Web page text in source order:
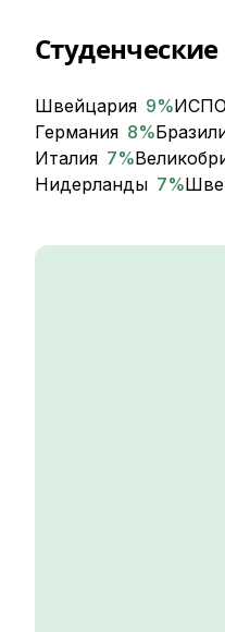
Швейцария 9%
Германия 8%
Италия 7%
Нидерланды 7%